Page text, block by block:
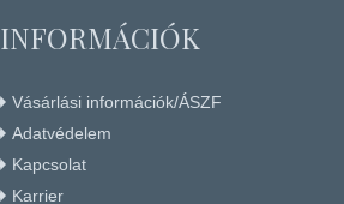
INFORMÁCIÓK
Vásárlási információk/ÁSZF
Adatvédelem
Kapcsolat
Karrier